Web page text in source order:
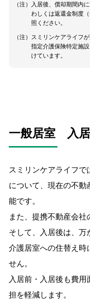
（注）入居後、償却期間内
わしくは返還金制度
照ください。
（注）スミリンケアライフ
指定介護保険特定施
けています。
一般居室 入居
スミリンケアライフ
について、現在の不動
能です。
また、提携不動産会社
そして、入居後は、万
介護居室への住替え時
せん。
入居前・入居後も費
担を軽減します。